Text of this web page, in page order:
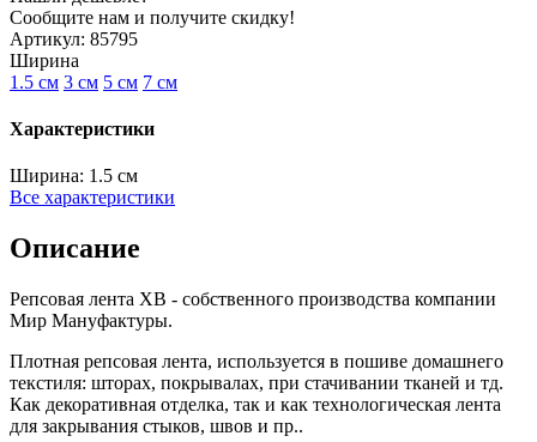
Сообщите нам и получите скидку!
Артикул: 85795
Ширина
1.5 см 3 см 5 см 7 см
Характеристики
Ширина: 1.5 см
Все характеристики
Описание
Репсовая лента XB - собственного производства компании
Мир Мануфактуры.
Плотная репсовая лента, используется в пошиве домашнего
текстиля: шторах, покрывалах, при стачивании тканей и тд.
Как декоративная отделка, так и как технологическая лента
для закрывания стыков, швов и пр..